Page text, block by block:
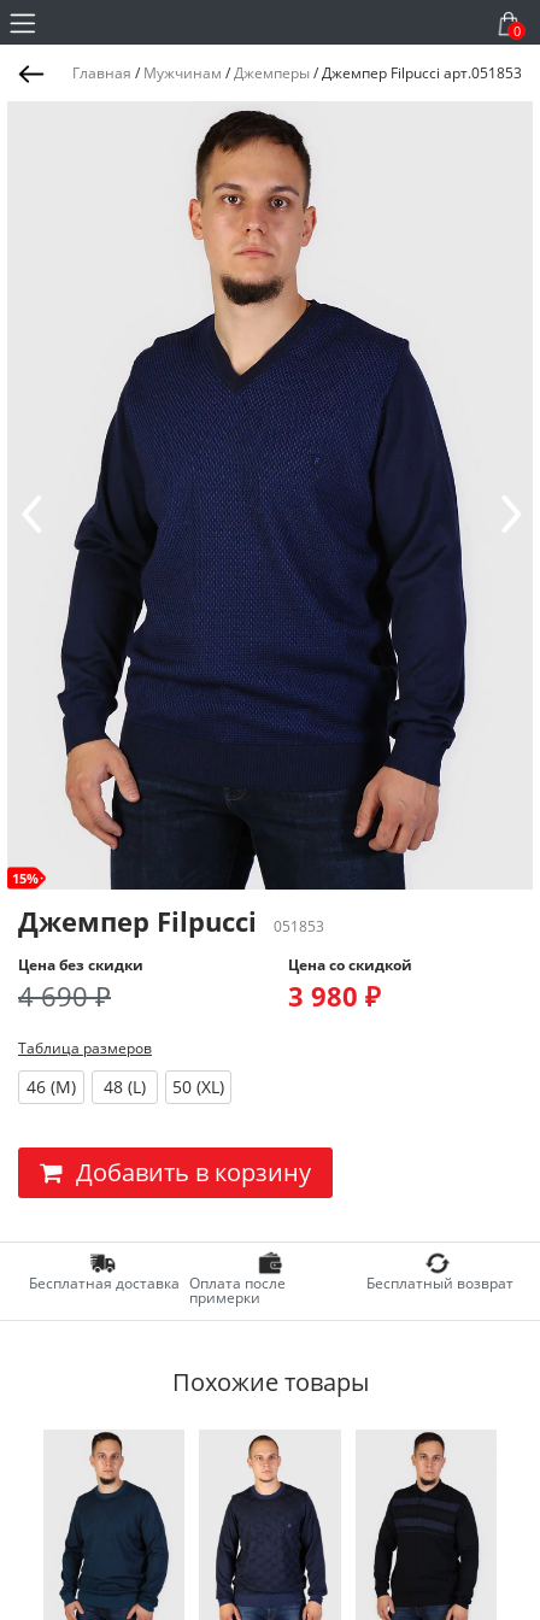
0
Главная / Мужчинам /Джемперы/Джемпер Filpucci арт.051853
15%
Джемпер Filpucci
051853
Цена без скидки
4 690 ₽
Цена со скидкой
3 980 ₽
Таблица размеров
46 (M) 48 (L) 50 (XL)
Добавить в корзину
Бесплатная доставка Оплата после
примерки
Бесплатный возврат
Похожие товары